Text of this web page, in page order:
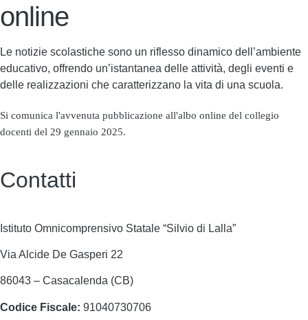
online
Le notizie scolastiche sono un riflesso dinamico dell’ambiente
educativo, offrendo un’istantanea delle attività, degli eventi e
delle realizzazioni che caratterizzano la vita di una scuola.
Si comunica l'avvenuta pubblicazione all'albo online del collegio
docenti del 29 gennaio 2025.
Contatti
Istituto Omnicomprensivo Statale “Silvio di Lalla”
Via Alcide De Gasperi 22
86043 – Casacalenda (CB)
Codice Fiscale: 91040730706